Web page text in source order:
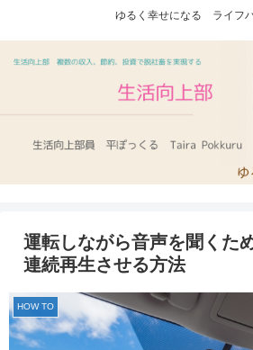
ゆるく幸せになる ライフ
運転しながら音声を聞くた
連続再生させる方法
HOW TO